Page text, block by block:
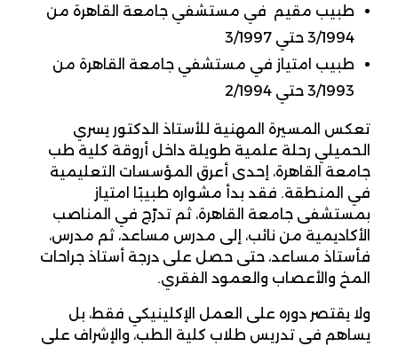
طبيب مقيم في مستشفي جامعة القاهرة من
3/1994 حتي 3/1997
طبيب امتياز في مستشفي جامعة القاهرة من
3/1993 حتي 2/1994
تعكس المسيرة المهنية للأستاذ الدكتور يسري
الحميلي رحلة علمية طويلة داخل أروقة كلية طب
جامعة القاهرة، إحدى أعرق المؤسسات التعليمية
في المنطقة. فقد بدأ مشواره طبيبًا امتياز
بمستشفى جامعة القاهرة، ثم تدرّج في المناصب
الأكاديمية من نائب، إلى مدرس مساعد، ثم مدرس،
فأستاذ مساعد، حتى حصل على درجة أستاذ جراحات
المخ والأعصاب والعمود الفقري.
ولا يقتصر دوره على العمل الإكلينيكي فقط، بل
يساهم في تدريس طلاب كلية الطب، والإشراف على